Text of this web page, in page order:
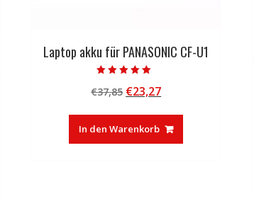
Laptop akku für PANASONIC CF-U1
5.00
von 5
€37,85 Ursprünglicher
war:
€37,85
€23,27Aktueller
ist:
€23,27.
In den Warenkorb